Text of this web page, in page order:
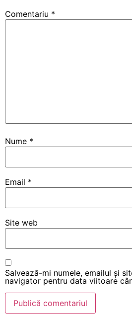
Comentariu *
Nume *
Email *
Site web
Salvează-mi numele, emailul și
navigator pentru data viitoare